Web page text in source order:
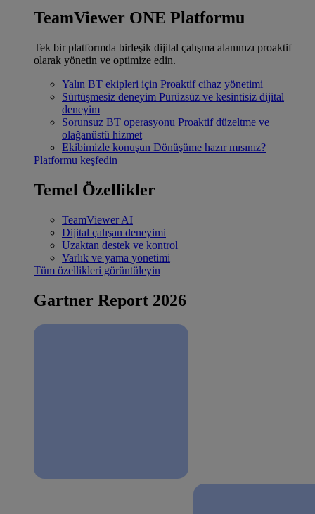
TeamViewer ONE Platformu
Tek bir platformda birleşik dijital çalışma alanınızı proaktif
olarak yönetin ve optimize edin.
Yalın BT ekipleri için Proaktif cihaz yönetimi
Sürtüşmesiz deneyim Pürüzsüz ve kesintisiz dijital
deneyim
Sorunsuz BT operasyonu Proaktif düzeltme ve
olağanüstü hizmet
Ekibimizle konuşun Dönüşüme hazır mısınız?
Platformu keşfedin
Temel Özellikler
TeamViewer AI
Dijital çalışan deneyimi
Uzaktan destek ve kontrol
Varlık ve yama yönetimi
Tüm özellikleri görüntüleyin
Gartner Report 2026